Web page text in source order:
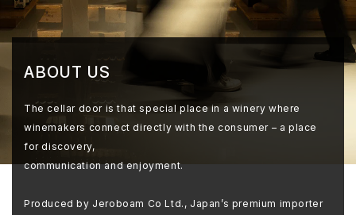
ABOUT US
The cellar door is that special place in a winery where
winemakers connect directly with the consumer – a place
for discovery,
communication and enjoyment.
Produced by Jeroboam Co Ltd., Japan’s premium importer